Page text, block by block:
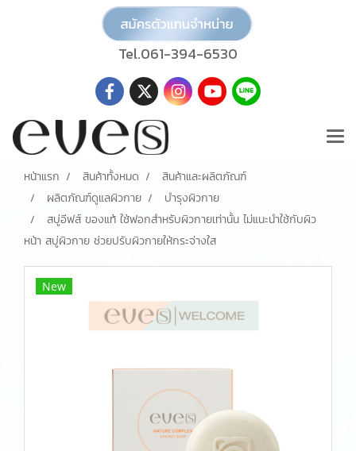
Tel.061-394-6530
หน้าแรก สินค้าทั้งหมด
สินค้าและผลิตภัณฑ์
ผลิตภัณฑ์ดูแลผิวกาย
บำรุงผิวกาย
สบู่อีฟส์ ของแท้ ใช้ฟอกสำหรับผิวกายเท่านั้น ไม่แนะนำใช้กับผิว
หน้า สบู่ผิวกาย ช่วยปรับผิวกายให้กระจ่างใส
New